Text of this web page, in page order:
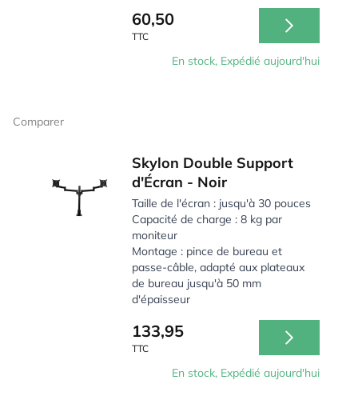
60,50
TTC
En stock, Expédié aujourd'hui
Comparer
Skylon Double Support
d'Écran - Noir
Taille de l'écran : jusqu'à 30 pouces
Capacité de charge : 8 kg par
moniteur
Montage : pince de bureau et
passe-câble, adapté aux plateaux
de bureau jusqu'à 50 mm
d'épaisseur
133,95
TTC
En stock, Expédié aujourd'hui